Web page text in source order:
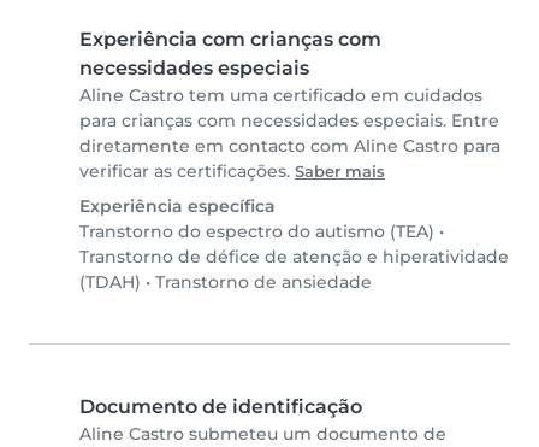
Experiência com crianças com
necessidades especiais
Aline Castro tem uma certificado em cuidados
para crianças com necessidades especiais. Entre
diretamente em contacto com Aline Castro para
verificar as certificações. Saber mais
Experiência específica
Transtorno do espectro do autismo (TEA) •
Transtorno de défice de atenção e hiperatividade
(TDAH) • Transtorno de ansiedade
Documento de identificação
Aline Castro submeteu um documento de